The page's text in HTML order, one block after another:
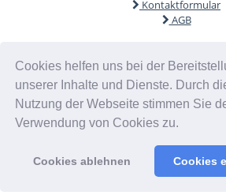
Cookies helfen uns bei der
unserer Inhalte und Dienste. Durch
Nutzung der Webseite stimmen Sie
Verwendung von Cookies zu.
Cookies ablehnen Cookies
Kontaktformular
AGB